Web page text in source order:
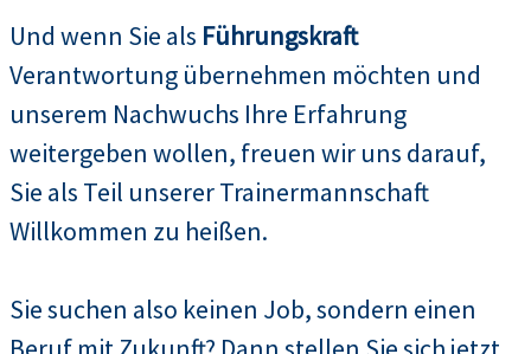
Und wenn Sie als Führungskraft
Verantwortung übernehmen möchten und
unserem Nachwuchs Ihre Erfahrung
weitergeben wollen, freuen wir uns darauf,
Sie als Teil unserer Trainermannschaft
Willkommen zu heißen.
Sie suchen also keinen Job, sondern einen